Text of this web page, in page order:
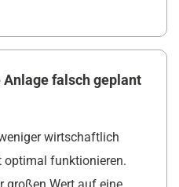
falsch geplant
wirtschaftlich
optimal funktionieren.